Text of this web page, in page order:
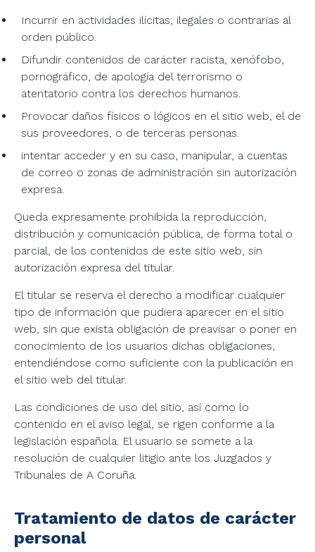
Incurrir en actividades ilícitas, ilegales o contrarias al
orden público.
Difundir contenidos de carácter racista, xenófobo,
pornográfico, de apología del terrorismo o
atentatorio contra los derechos humanos.
Provocar daños físicos o lógicos en el sitio web, el de
sus proveedores, o de terceras personas.
intentar acceder y en su caso, manipular, a cuentas
de correo o zonas de administración sin autorización
expresa.
Queda expresamente prohibida la reproducción,
distribución y comunicación pública, de forma total o
parcial, de los contenidos de este sitio web, sin
autorización expresa del titular.
El titular se reserva el derecho a modificar cualquier
tipo de información que pudiera aparecer en el sitio
web, sin que exista obligación de preavisar o poner en
conocimiento de los usuarios dichas obligaciones,
entendiéndose como suficiente con la publicación en
el sitio web del titular.
Las condiciones de uso del sitio, así como lo
contenido en el aviso legal, se rigen conforme a la
legislación española. El usuario se somete a la
resolución de cualquier litigio ante los Juzgados y
Tribunales de A Coruña.
Tratamiento de datos de carácter
personal